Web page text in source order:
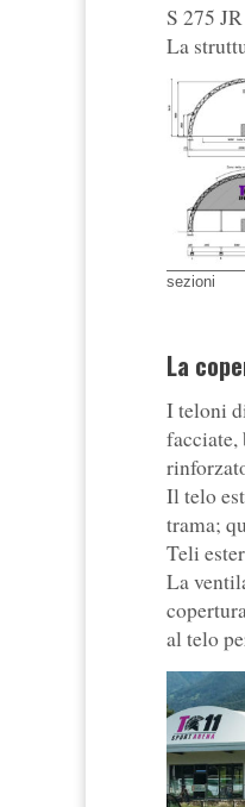
S 275
La
sezioni
La
I teloni
facciate,
Il telo
trama;
Teli
La
al telo